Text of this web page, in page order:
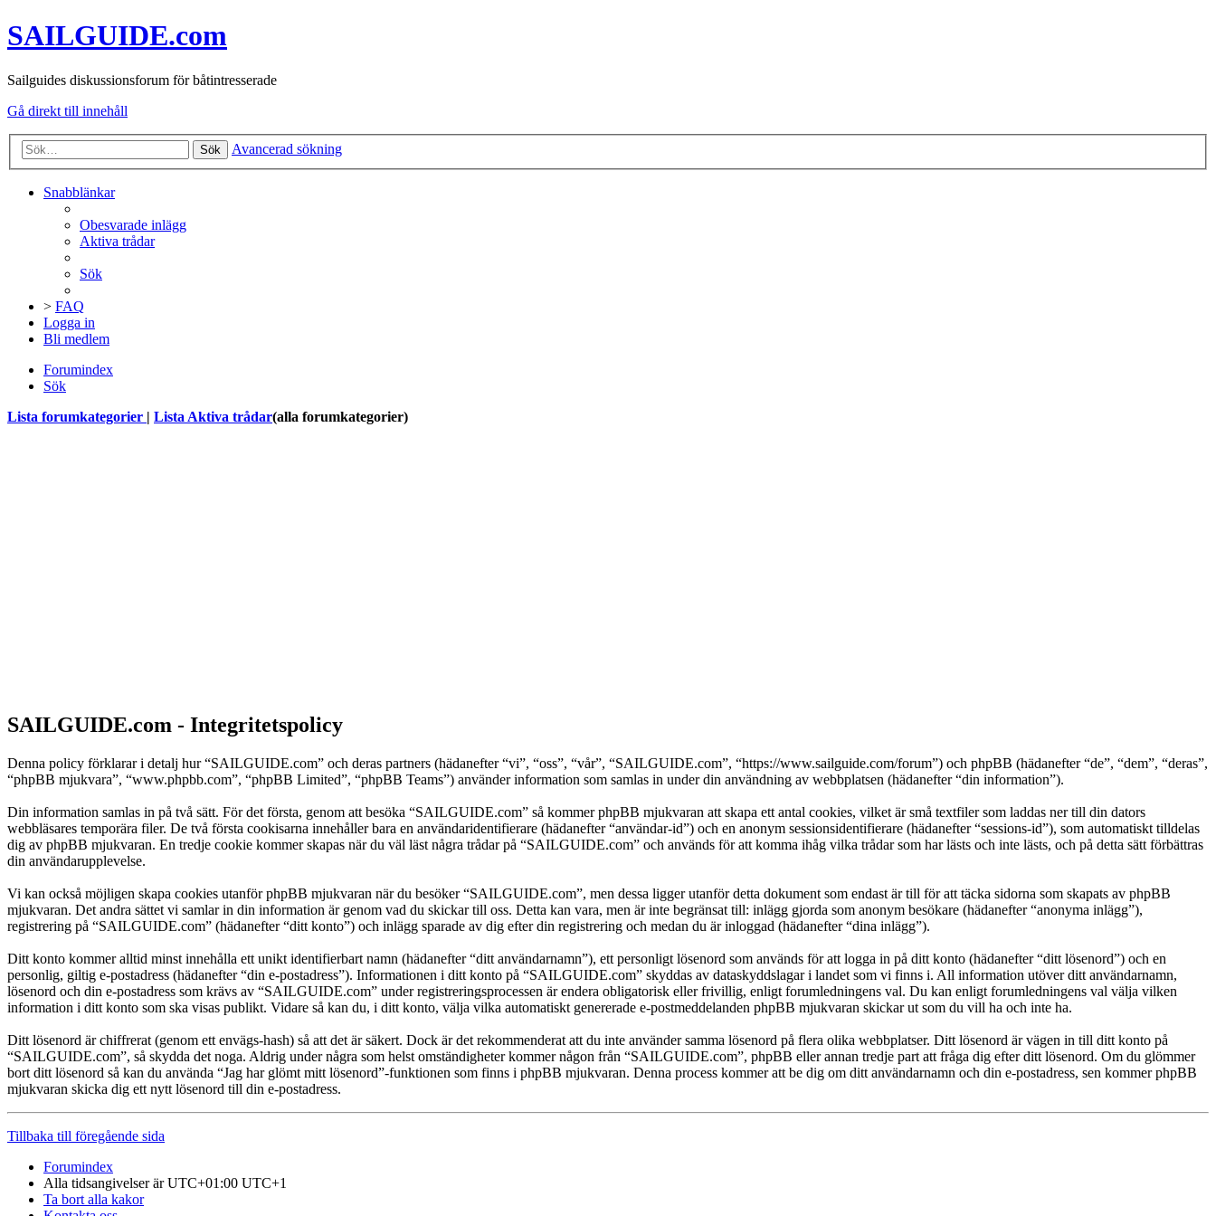
SAILGUIDE.com
Sailguides diskussionsforum för båtintresserade
Gå direkt till innehåll
Sök Avancerad sökning
Snabblänkar
Obesvarade inlägg
Aktiva trådar
Sök
> FAQ
Logga in
Bli medlem
Forumindex
Sök
Lista forumkategorier
Lista Aktiva trådar(alla forumkategorier)
SAILGUIDE.com - Integritetspolicy
Denna policy förklarar i detalj hur “SAILGUIDE.com” och deras partners (hädanefter “vi”, “oss”, “vår”, “SAILGUIDE.com”, “https://www.sailguide.com/forum”) och phpBB (hädanefter “de”, “dem”, “deras”,
“phpBB mjukvara”, “www.phpbb.com”, “phpBB Limited”, “phpBB Teams”) använder information som samlas in under din användning av webbplatsen (hädanefter “din information”).
Din information samlas in på två sätt. För det första, genom att besöka “SAILGUIDE.com” så kommer phpBB mjukvaran att skapa ett antal cookies, vilket är små textfiler som laddas ner till din dators
webbläsares temporära filer. De två första cookisarna innehåller bara en användaridentifierare (hädanefter “användar-id”) och en anonym sessionsidentifierare (hädanefter “sessions-id”), som automatiskt tilldelas
dig av phpBB mjukvaran. En tredje cookie kommer skapas när du väl läst några trådar på “SAILGUIDE.com” och används för att komma ihåg vilka trådar som har lästs och inte lästs, och på detta sätt förbättras
din användarupplevelse.
Vi kan också möjligen skapa cookies utanför phpBB mjukvaran när du besöker “SAILGUIDE.com”, men dessa ligger utanför detta dokument som endast är till för att täcka sidorna som skapats av phpBB
mjukvaran. Det andra sättet vi samlar in din information är genom vad du skickar till oss. Detta kan vara, men är inte begränsat till: inlägg gjorda som anonym besökare (hädanefter “anonyma inlägg”),
registrering på “SAILGUIDE.com” (hädanefter “ditt konto”) och inlägg sparade av dig efter din registrering och medan du är inloggad (hädanefter “dina inlägg”).
Ditt konto kommer alltid minst innehålla ett unikt identifierbart namn (hädanefter “ditt användarnamn”), ett personligt lösenord som används för att logga in på ditt konto (hädanefter “ditt lösenord”) och en
personlig, giltig e-postadress (hädanefter “din e-postadress”). Informationen i ditt konto på “SAILGUIDE.com” skyddas av dataskyddslagar i landet som vi finns i. All information utöver ditt användarnamn,
lösenord och din e-postadress som krävs av “SAILGUIDE.com” under registreringsprocessen är endera obligatorisk eller frivillig, enligt forumledningens val. Du kan enligt forumledningens val välja vilken
information i ditt konto som ska visas publikt. Vidare så kan du, i ditt konto, välja vilka automatiskt genererade e-postmeddelanden phpBB mjukvaran skickar ut som du vill ha och inte ha.
Ditt lösenord är chiffrerat (genom ett envägs-hash) så att det är säkert. Dock är det rekommenderat att du inte använder samma lösenord på flera olika webbplatser. Ditt lösenord är vägen in till ditt konto på
“SAILGUIDE.com”, så skydda det noga. Aldrig under några som helst omständigheter kommer någon från “SAILGUIDE.com”, phpBB eller annan tredje part att fråga dig efter ditt lösenord. Om du glömmer
bort ditt lösenord så kan du använda “Jag har glömt mitt lösenord”-funktionen som finns i phpBB mjukvaran. Denna process kommer att be dig om ditt användarnamn och din e-postadress, sen kommer phpBB
mjukvaran skicka dig ett nytt lösenord till din e-postadress.
Tillbaka till föregående sida
Forumindex
Alla tidsangivelser är UTC+01:00 UTC+1
Ta bort alla kakor